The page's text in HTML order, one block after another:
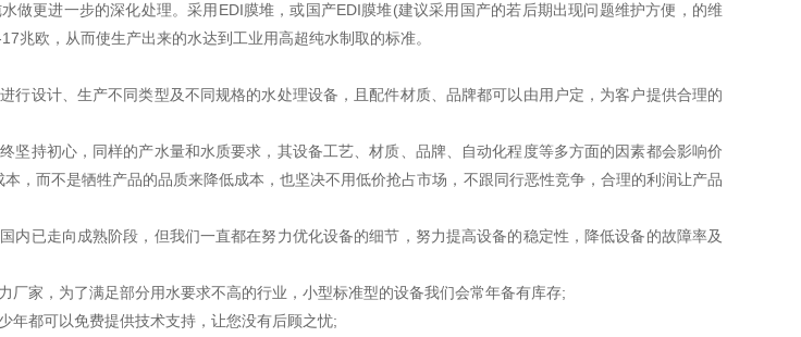
更进一步的深化处理。采用EDI膜堆，或国产EDI膜堆(建议采用国产的若后期出现问题维护方便，的维
兆欧，从而使生产出来的水达到工业用高超纯水制取的标准。
设计、生产不同类型及不同规格的水处理设备，且配件材质、品牌都可以由用户定，为客户提供合理的
持初心，同样的产水量和水质要求，其设备工艺、材质、品牌、自动化程度等多方面的因素都会影响价
，而不是牺牲产品的品质来降低成本，也坚决不用低价抢占市场，不跟同行恶性竞争，合理的利润让产品
已走向成熟阶段，但我们一直都在努力优化设备的细节，努力提高设备的稳定性，降低设备的故障率及
家，为了满足部分用水要求不高的行业，小型标准型的设备我们会常年备有库存;
都可以免费提供技术支持，让您没有后顾之忧;